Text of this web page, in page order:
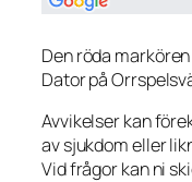
Den röda
Dator på
Avvikelser kan
av sjukdom eller
Vid frågor kan ni